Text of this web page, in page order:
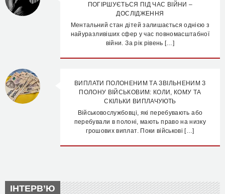
ПОГІРШУЄТЬСЯ ПІД ЧАС ВІЙНИ –
ДОСЛІДЖЕННЯ
Ментальний стан дітей залишається однією з
найуразливіших сфер у час повномасштабної
війни. За рік рівень […]
ВИПЛАТИ ПОЛОНЕНИМ ТА ЗВІЛЬНЕНИМ З
ПОЛОНУ ВІЙСЬКОВИМ: КОЛИ, КОМУ ТА
СКІЛЬКИ ВИПЛАЧУЮТЬ
Військовослужбовці, які перебувають або
перебували в полоні, мають право на низку
грошових виплат. Поки військові […]
ІНТЕРВ’Ю